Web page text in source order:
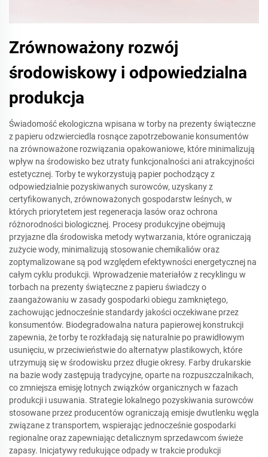
Zrównoważony rozwój
środowiskowy i odpowiedzialna
produkcja
Świadomość ekologiczna wpisana w torby na prezenty świąteczne
z papieru odzwierciedla rosnące zapotrzebowanie konsumentów
na zrównoważone rozwiązania opakowaniowe, które minimalizują
wpływ na środowisko bez utraty funkcjonalności ani atrakcyjności
estetycznej. Torby te wykorzystują papier pochodzący z
odpowiedzialnie pozyskiwanych surowców, uzyskany z
certyfikowanych, zrównoważonych gospodarstw leśnych, w
których priorytetem jest regeneracja lasów oraz ochrona
różnorodności biologicznej. Procesy produkcyjne obejmują
przyjazne dla środowiska metody wytwarzania, które ograniczają
zużycie wody, minimalizują stosowanie chemikaliów oraz
zoptymalizowane są pod względem efektywności energetycznej na
całym cyklu produkcji. Wprowadzenie materiałów z recyklingu w
torbach na prezenty świąteczne z papieru świadczy o
zaangażowaniu w zasady gospodarki obiegu zamkniętego,
zachowując jednocześnie standardy jakości oczekiwane przez
konsumentów. Biodegradowalna natura papierowej konstrukcji
zapewnia, że torby te rozkładają się naturalnie po prawidłowym
usunięciu, w przeciwieństwie do alternatyw plastikowych, które
utrzymują się w środowisku przez długie okresy. Farby drukarskie
na bazie wody zastępują tradycyjne, oparte na rozpuszczalnikach,
co zmniejsza emisję lotnych związków organicznych w fazach
produkcji i usuwania. Strategie lokalnego pozyskiwania surowców
stosowane przez producentów ograniczają emisje dwutlenku węgla
związane z transportem, wspierając jednocześnie gospodarki
regionalne oraz zapewniając detalicznym sprzedawcom świeże
zapasy. Inicjatywy redukujące odpady w trakcie produkcji